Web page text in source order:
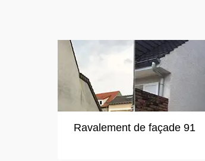
Ravalement de façade 91